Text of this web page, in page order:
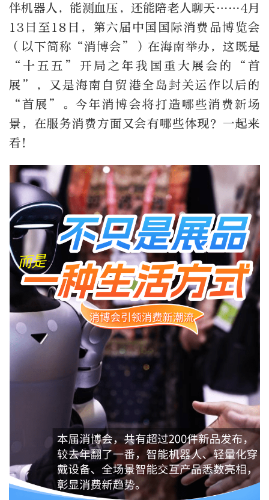
伴机器人，能测血压，还能陪老人聊天……4月
13日至18日，第六届中国国际消费品博览会
（以下简称“消博会”）在海南举办，这既是
“十五五”开局之年我国重大展会的“首
展”，又是海南自贸港全岛封关运作以后的
“首展”。今年消博会将打造哪些消费新场
景，在服务消费方面又会有哪些体现？一起来
看！